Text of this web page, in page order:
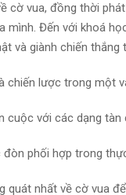
cờ vua, đồng thời
mình. Đến với khoá
và giành chiến
chiến lược trong một
cuộc với các dạng
phối hợp trong
quát nhất về cờ vua